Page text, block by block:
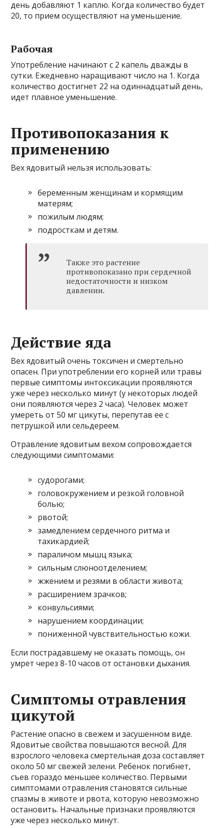
день добавляют 1 каплю. Когда количество будет
20, то прием осуществляют на уменьшение.
Рабочая
Употребление начинают с 2 капель дважды в
сутки. Ежедневно наращивают число на 1. Когда
количество достигнет 22 на одиннадцатый день,
идет плавное уменьшение.
Противопоказания к
применению
Вех ядовитый нельзя использовать:
беременным женщинам и кормящим
матерям;
пожилым людям;
подросткам и детям.
Также это растение
противопоказано при сердечной
недостаточности и низком
давлении.
Действие яда
Вех ядовитый очень токсичен и смертельно
опасен. При употреблении его корней или травы
первые симптомы интоксикации проявляются
уже через несколько минут (у некоторых людей
они появляются через 2 часа). Человек может
умереть от 50 мг цикуты, перепутав ее с
петрушкой или сельдереем.
Отравление ядовитым вехом сопровождается
следующими симптомами:
судорогами;
головокружением и резкой головной
болью;
рвотой;
замедлением сердечного ритма и
тахикардией;
параличом мышц языка;
сильным слюноотделением;
жжением и резями в области живота;
расширением зрачков;
конвульсиями;
нарушением координации;
пониженной чувствительностью кожи.
Если пострадавшему не оказать помощь, он
умрет через 8-10 часов от остановки дыхания.
Симптомы отравления
цикутой
Растение опасно в свежем и засушенном виде.
Ядовитые свойства повышаются весной. Для
взрослого человека смертельная доза составляет
около 50 мг свежей зелени. Ребенок погибнет,
съев гораздо меньшее количество. Первыми
симптомами отравления становятся сильные
спазмы в животе и рвота, которую невозможно
остановить. Начальные признаки проявляются
уже через несколько минут.